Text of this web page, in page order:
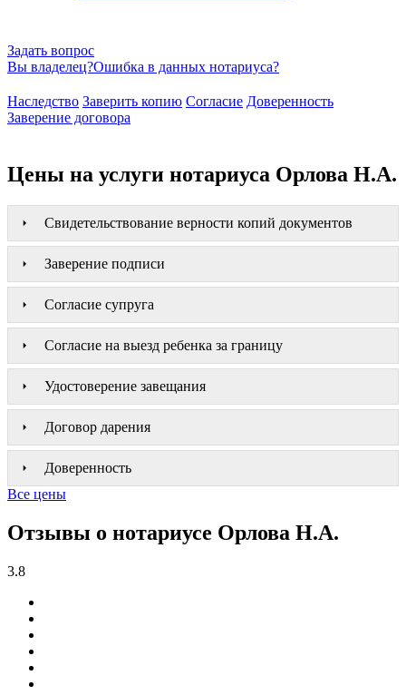
Задать вопрос
Вы владелец?Ошибка в данных нотариуса?
Наследство Заверить копию Согласие Доверенность
Заверение договора
Цены на услуги нотариуса Орлова Н.А.
Свидетельствование верности копий документов
Заверение подписи
Согласие супруга
Согласие на выезд ребенка за границу
Удостоверение завещания
Договор дарения
Доверенность
Все цены
Отзывы о нотариусе Орлова Н.А.
3.8